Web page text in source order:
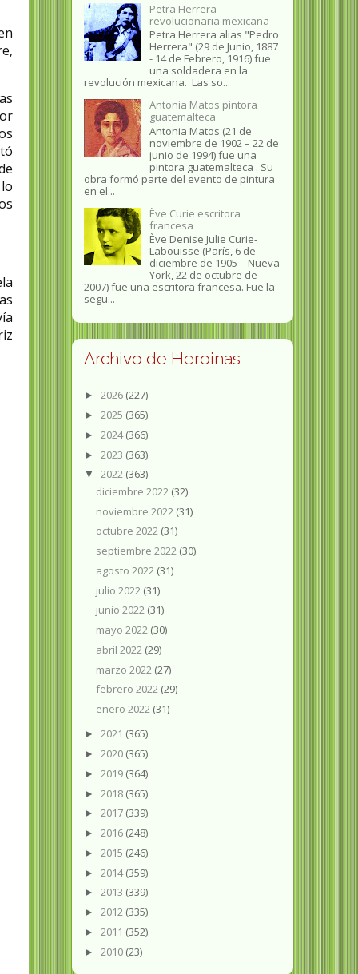
Petra Herrera
revolucionaria mexicana
Petra Herrera alias "Pedro
Herrera" (29 de Junio, 1887
- 14 de Febrero, 1916) fue
una soldadera en la
revolución mexicana. Las so...
Antonia Matos pintora
guatemalteca
Antonia Matos (21 de
noviembre de 1902 – 22 de
junio de 1994) fue una
pintora guatemalteca . Su
obra formó parte del evento de pintura
en el...
Ève Curie escritora
francesa
Ève Denise Julie Curie-
Labouisse (París, 6 de
diciembre de 1905 – Nueva
York, 22 de octubre de
2007) fue una escritora francesa. Fue la
segu...
Archivo de Heroinas
► 2026 (227)
► 2025 (365)
► 2024(366)
► 2023 (363)
▼ 2022 (363)
diciembre 2022 (32)
noviembre 2022 (31)
octubre 2022 (31)
septiembre 2022 (30)
agosto 2022 (31)
julio 2022 (31)
junio 2022 (31)
mayo 2022 (30)
abril 2022 (29)
marzo 2022 (27)
febrero 2022 (29)
enero 2022 (31)
► 2021 (365)
► 2020 (365)
► 2019 (364)
► 2018 (365)
► 2017 (339)
► 2016 (248)
► 2015 (246)
► 2014(359)
► 2013 (339)
► 2012 (335)
► 2011 (352)
► 2010 (23)